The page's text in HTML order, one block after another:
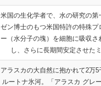
米国の生化学者で、水の研究の第
ゼン博士のもつ米国特許の特殊プ
ー（水分子の塊）を細胞に吸収
し、さらに長期間安定させた
アラスカの大自然に抱かれて2万
ルートナ氷河。「アラスカ グレ